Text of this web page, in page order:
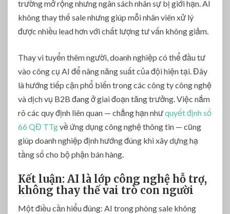
trường mở rộng nhưng ngân sách nhân sự bị giới hạn. AI
không thay thế sale nhưng giúp mỗi nhân viên xử lý
được nhiều lead hơn với chất lượng tư vấn không giảm.
Thay vì tuyển thêm người, doanh nghiệp có thể đầu tư
vào công cụ AI để nâng năng suất của đội hiện tại. Đây
là hướng tiếp cận phổ biến trong các công ty công nghệ
và dịch vụ B2B đang ở giai đoạn tăng trưởng. Việc nắm
rõ các quy định liên quan — chẳng hạn nhưquyết định số
66 QĐ TTgvề ứng dụng công nghệ thông tin — cũng
giúp doanh nghiệp định hướng đúng khi xây dựng hạ
tầng số cho bộ phận bán hàng.
Kết luận: AI là lớp công nghệ hỗ trợ,
không thay thế vai trò con người
Một điều cần hiểu đúng: AI trong phòng sale không